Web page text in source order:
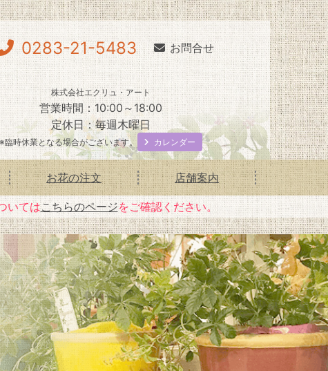
0283-21-5483 お問合せ
株式会社エクリュ・アート
営業時間：10:00～18:00
定休日：毎週木曜日
※臨時休業となる場合がございます。 カレンダー
お花の注文 店舗案内
いてはこちらのページをご確認ください。